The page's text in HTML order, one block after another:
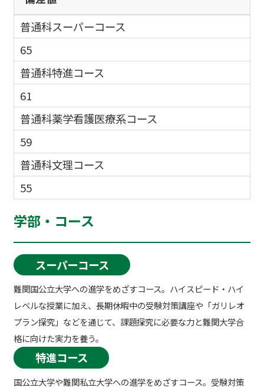
普通科スーパーコース
65
普通科特進コース
61
普通科薬学看護医療系コース
59
普通科文理コース
55
学部・コース
スーパーコース
難関国公立大学への進学をめざすコース。ハイスピード・ハイ
レベルな授業に加え、長期休暇中の受験対策講座や「ガリレオ
プラン探究」などを通じて、課題探究に必要な力と難関大学合
格に向けた実力を養う。
特進コース
国公立大学や難関私立大学への進学をめざすコース。受験対策